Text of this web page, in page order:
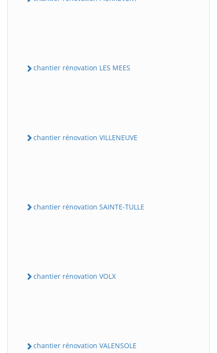
chantier rénovation LES MEES
chantier rénovation VILLENEUVE
chantier rénovation SAINTE-TULLE
chantier rénovation VOLX
chantier rénovation VALENSOLE